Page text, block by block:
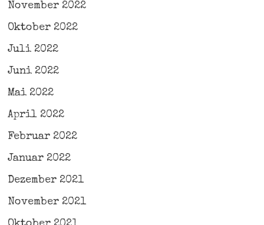
November 2022
Oktober 2022
Juli 2022
Juni 2022
Mai 2022
April 2022
Februar 2022
Januar 2022
Dezember 2021
November 2021